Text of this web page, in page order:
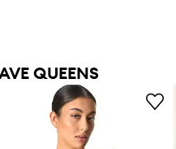
QUEENS